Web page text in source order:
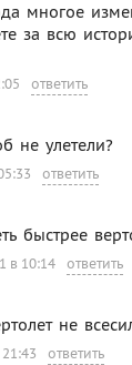
многое
за всю
ответить
не улетели?
ответить
быстрее
в 10:14 ответить
не
ответить